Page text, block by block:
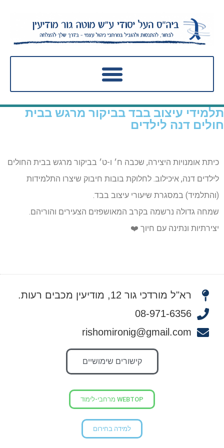
תלמידי עיצוב בבד בביקור מרגש בבית
חולים דנה לילדים
כיתת אומנויות היצירה, שכבה ח׳ ו-ט׳ בביקור מרגש בבית החולים
לילדים דנה, איכילוב. לחלוקת בובות חיבוק שיצרו התלמידות
(והתלמיד) במסגרת שיעורי עיצוב בבד.
שמחה גדולה נרשמה בקרב המאושפזים הצעירים והוריהם.
יצירתיות ונתינה עם חיוך ❤️
רא"ל מורדכי גור 12, מודיעין מכבים רעות.
08-971-6356
rishomironig@gmail.com
קישורים שימושיים
WEBTOP מרחבי-לימוד
למידה בחירום